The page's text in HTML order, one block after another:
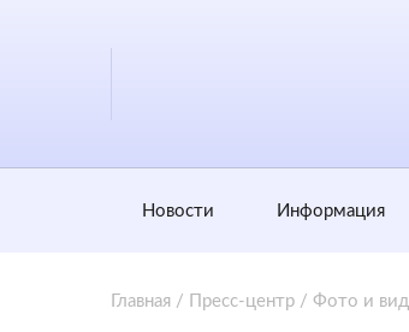
Новости Информация
Главная / Пресс-центр / Фото и